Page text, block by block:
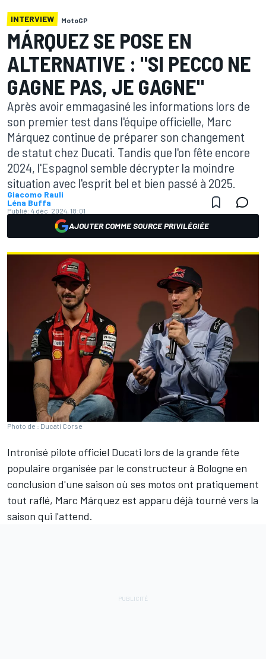
INTERVIEW MotoGP
MÁRQUEZ SE POSE EN
ALTERNATIVE : "SI PECCO NE
GAGNE PAS, JE GAGNE"
Après avoir emmagasiné les informations lors de
son premier test dans l'équipe officielle, Marc
Márquez continue de préparer son changement
de statut chez Ducati. Tandis que l'on fête encore
2024, l'Espagnol semble décrypter la moindre
situation avec l'esprit bel et bien passé à 2025.
Giacomo Rauli
Léna Buffa
Publié: 4 déc. 2024, 18:01
AJOUTER COMME SOURCE PRIVILÉGIÉE
Photo de : Ducati Corse
Intronisé pilote officiel Ducati lors de la grande fête
populaire organisée par le constructeur à Bologne en
conclusion d'une saison où ses motos ont pratiquement
tout raflé, Marc Márquez est apparu déjà tourné vers la
saison qui l'attend.